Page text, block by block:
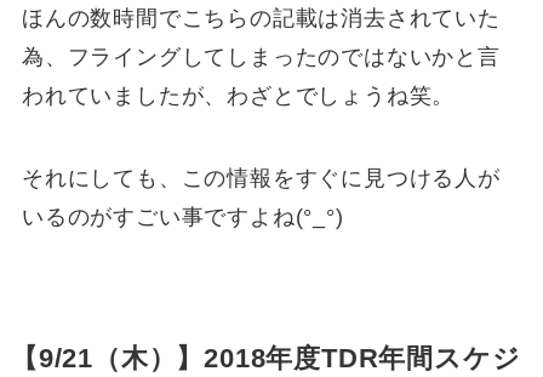
ほんの数時間でこちらの記載は消去されていた
為、フライングしてしまったのではないかと言
われていましたが、わざとでしょうね笑。
それにしても、この情報をすぐに見つける人が
いるのがすごい事ですよね(°_°)
【9/21（木）】2018年度TDR年間スケジ